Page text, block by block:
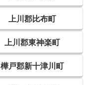
上川郡比布町
上川郡東神楽町
樺戸郡新十津川町